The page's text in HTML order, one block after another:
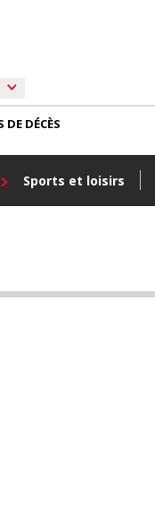
Sports et loisirs
DE DÉCÈS